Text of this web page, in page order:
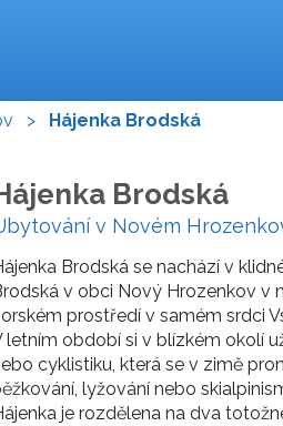
> Hájenka Brodská
Brodská
v Novém
Brodská se nachází v
v obci Nový Hrozenkov v
prostředí v samém srdci
letním období si v blízkém okolí
cyklistiku, která se v zimě
lyžování nebo
je rozdělena na dva